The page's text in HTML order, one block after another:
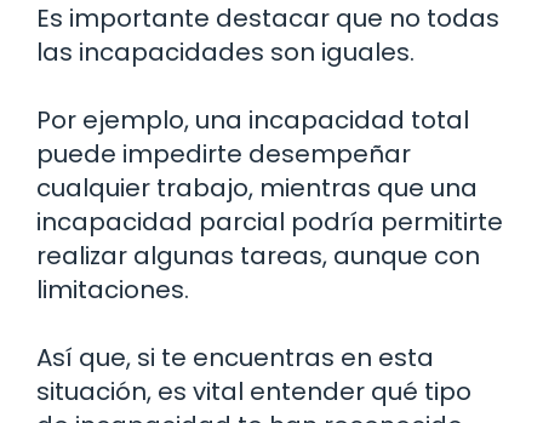
Es importante destacar que no todas
las incapacidades son iguales.
Por ejemplo, una incapacidad total
puede impedirte desempeñar
cualquier trabajo, mientras que una
incapacidad parcial podría permitirte
realizar algunas tareas, aunque con
limitaciones.
Así que, si te encuentras en esta
situación, es vital entender qué tipo